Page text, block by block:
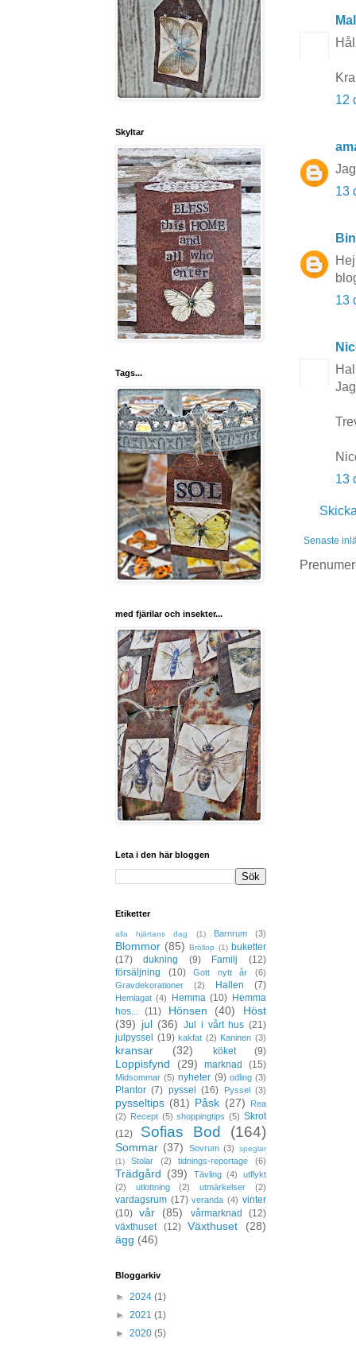
12
13
13
13
Senaste
Skyltar
Tags...
med fjärilar och insekter...
Leta i den här bloggen
Etiketter
alla hjärtans dag (1) Barnrum (3)
Blommor (85) Bröllop (1) buketter
(17)
dukning (9) Familj
(12)
försäljning
(10) Gott nytt år
(6)
Gravdekorationer
(2) Hallen (7)
Hemlagat (4) Hemma (10) Hemma
hos...
(11) Hönsen (40)
Höst
(39) jul (36) Jul i vårt hus (21)
julpyssel
(19) kakfat (2) Kaninen (3)
kransar (32) köket (9)
Loppisfynd (29) marknad (15)
Midsommar (5) nyheter (9) odling (3)
Plantor (7) pyssel (16) Pyssel (3)
pysseltips (81) Påsk (27)
Rea
(2) Recept (5) shoppingtips (5) Skrot
(12)
Sofias Bod (164)
Sommar (37) Sovrum (3)
speglar
(1)
Stolar (2) tidnings-reportage (6)
Trädgård (39) Tävling (4)
utflykt
(2)
utlottning (2) utmärkelser (2)
vardagsrum (17) veranda (4) vinter
(10) vår (85) vårmarknad
(12)
växthuset
(12) Växthuset
(28)
ägg (46)
Bloggarkiv
► 2024 (1)
► 2021 (1)
► 2020 (5)